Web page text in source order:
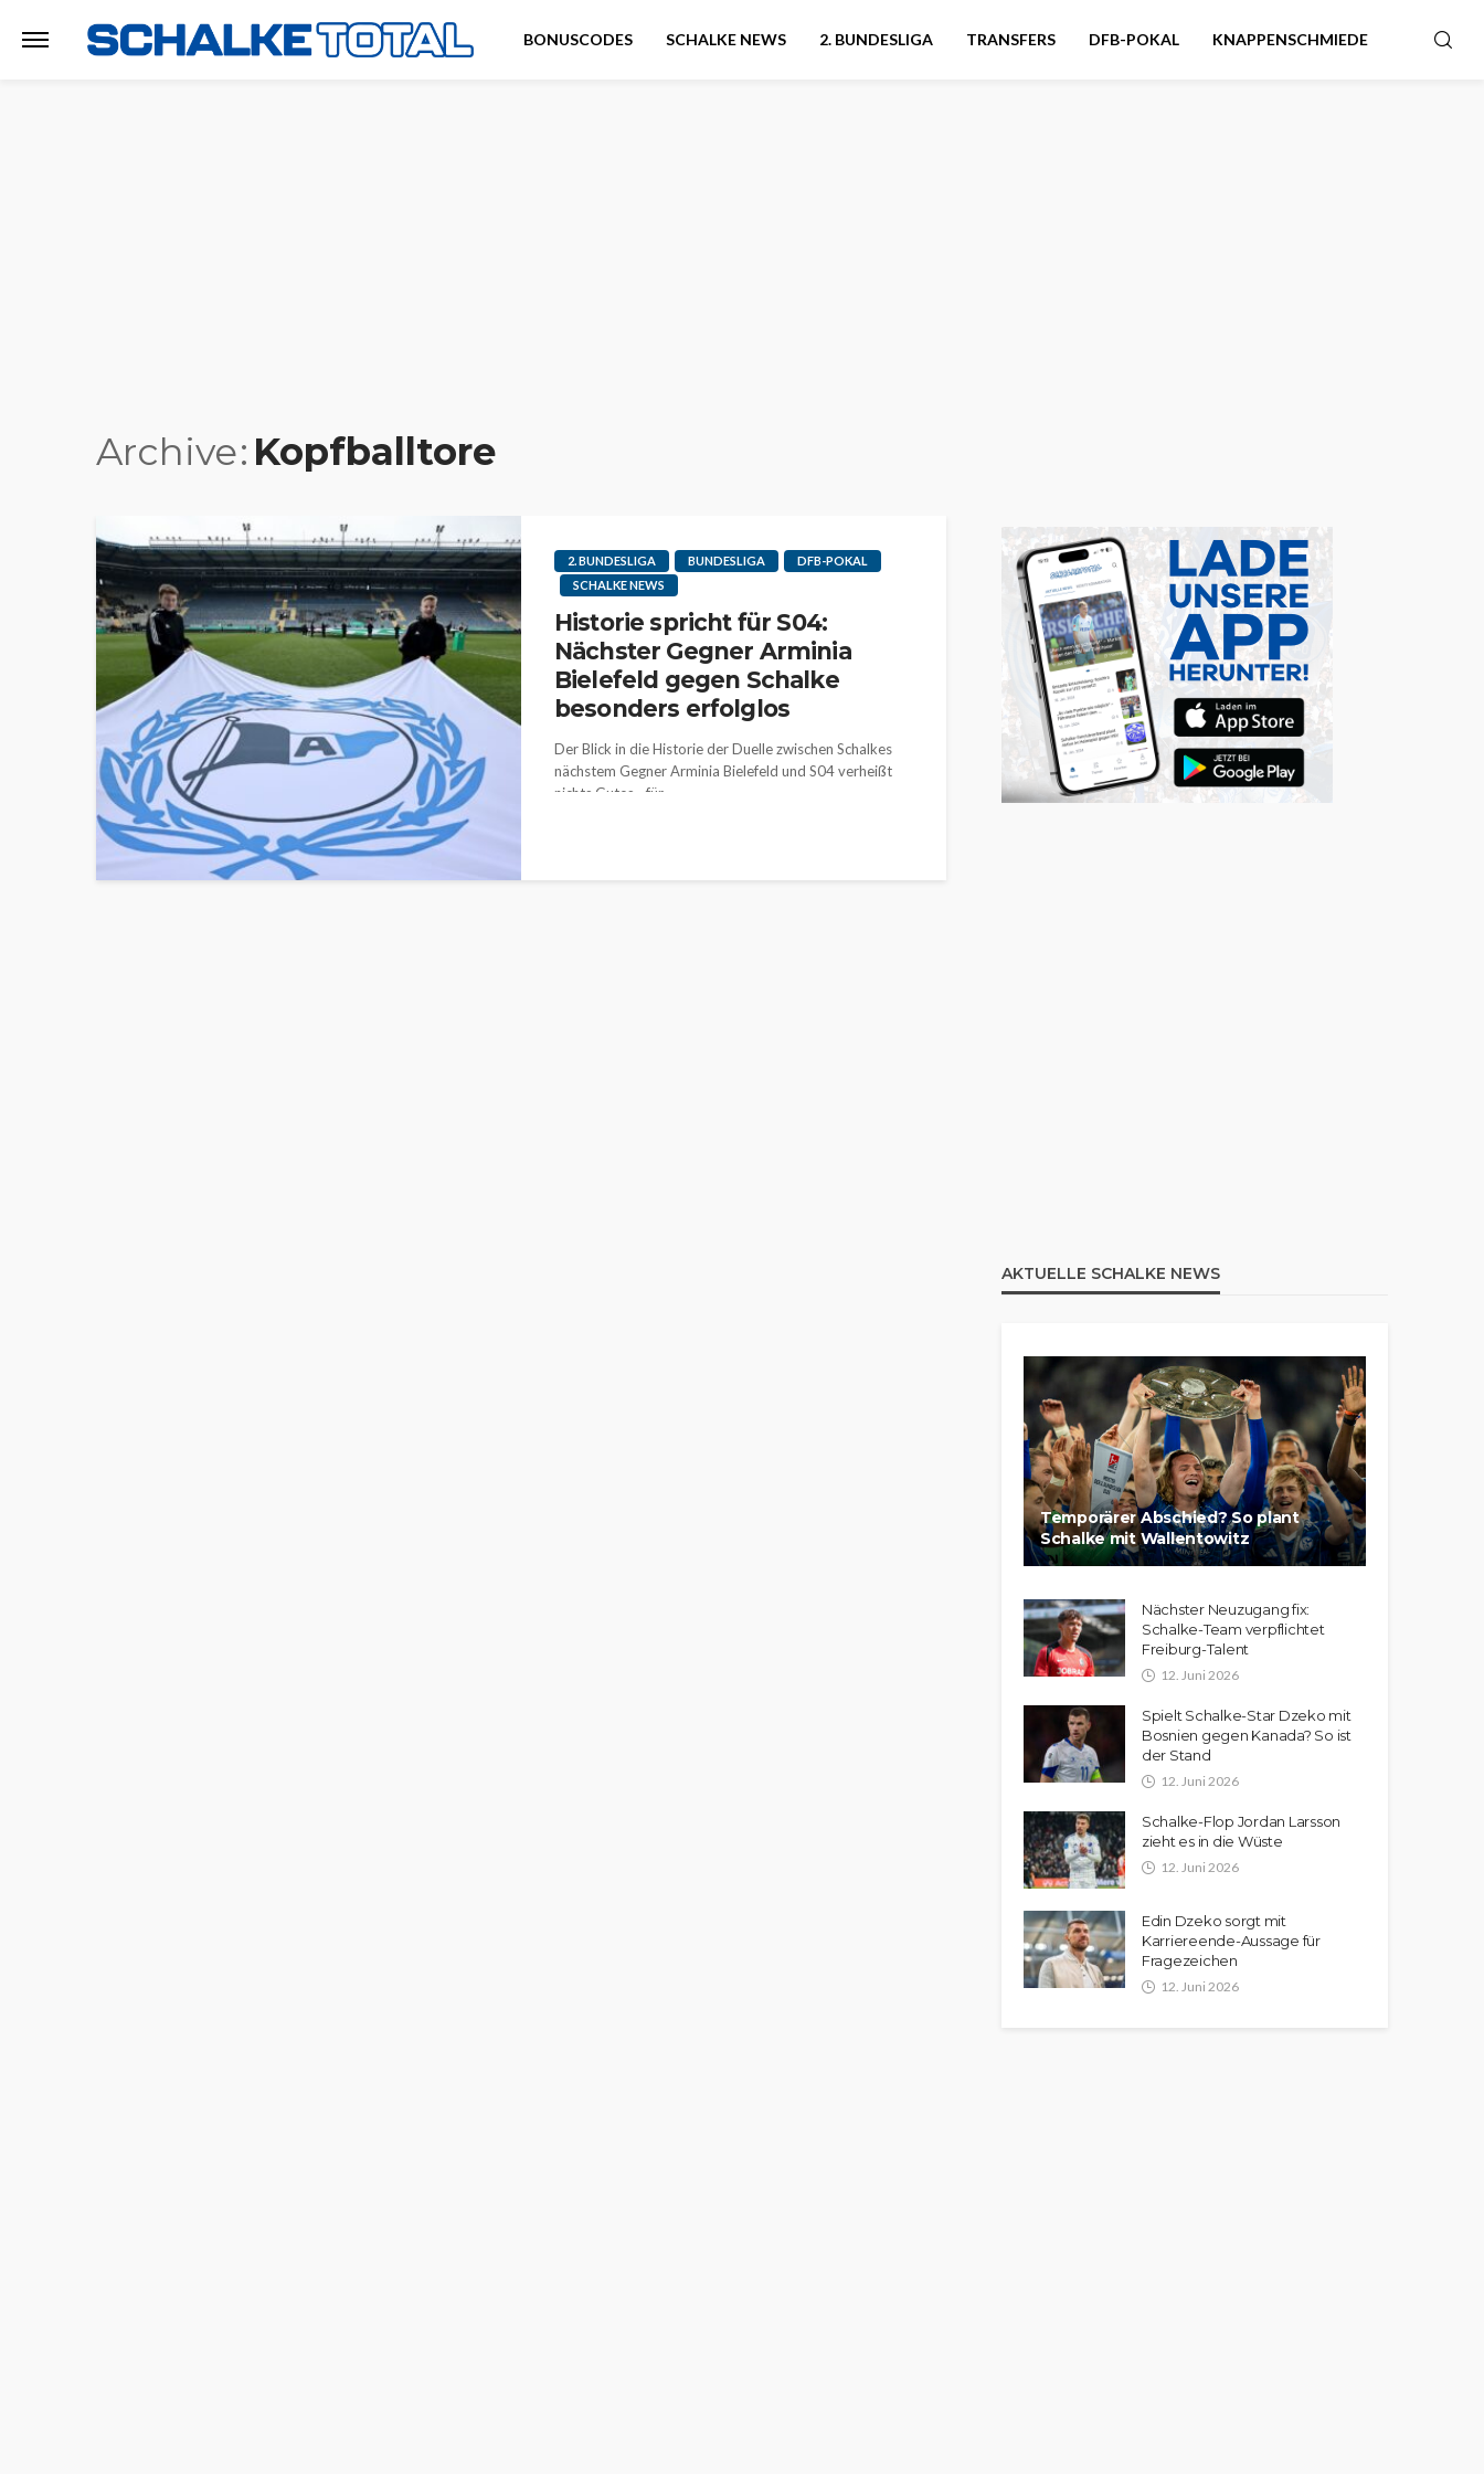
BONUSCODES SCHALKE NEWS 2. BUNDESLIGA TRANSFERS DFB-POKAL KNAPPENSCHMIEDE
Archive Kopfballtore
2. BUNDESLIGA BUNDESLIGA
DFB-POKAL
SCHALKE NEWS
Historie spricht für S04:
Nächster Gegner Arminia
Bielefeld gegen Schalke
besonders erfolglos
Der Blick in die Historie der Duelle zwischen Schalkes
nächstem Gegner Arminia Bielefeld und S04 verheißt
nichts Gutes - für...
AKTUELLE SCHALKE NEWS
Temporärer Abschied? So plant
Schalke mit Wallentowitz
Nächster Neuzugang fix:
Schalke-Team verpflichtet
Freiburg-Talent
12. Juni 2026
Spielt Schalke-Star Dzeko mit
Bosnien gegen Kanada? So ist
der Stand
12. Juni 2026
Schalke-Flop Jordan Larsson
zieht es in die Wüste
12. Juni 2026
Edin Dzeko sorgt mit
Karriereende-Aussage für
Fragezeichen
12. Juni 2026